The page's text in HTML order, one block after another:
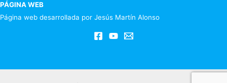
PÁGINA WEB
Página web desarrollada por Jesús Martín Alonso